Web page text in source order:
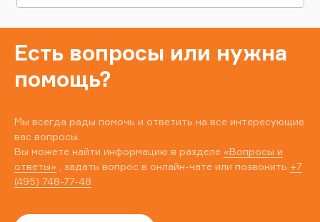
Есть вопросы или нужна
помощь?
Мы всегда рады помочь и ответить на все интересующие
вас вопросы.
Вы можете найти информацию в разделе «Вопросы и
ответы» , задать вопрос в онлайн-чате или позвонить +7
(495) 748-77-48